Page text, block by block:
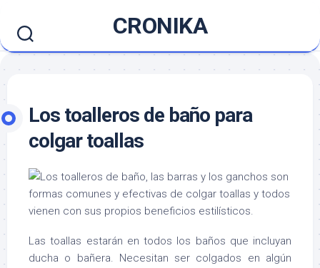
contenido
CRONIKA
Los toalleros de baño para
colgar toallas
Las toallas estarán en todos los baños que incluyan
ducha o bañera. Necesitan ser colgados en algún